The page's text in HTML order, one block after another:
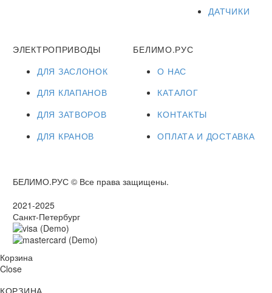
ДАТЧИКИ
ЭЛЕКТРОПРИВОДЫ
ДЛЯ ЗАСЛОНОК
ДЛЯ КЛАПАНОВ
ДЛЯ ЗАТВОРОВ
ДЛЯ КРАНОВ
БЕЛИМО.РУС
О НАС
КАТАЛОГ
КОНТАКТЫ
ОПЛАТА И ДОСТАВКА
БЕЛИМО.РУС © Все права защищены.
2021-2025
Санкт-Петербург
Корзина
Close